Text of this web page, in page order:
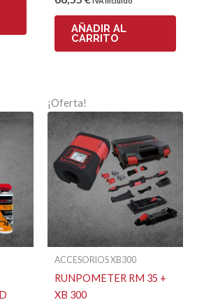
AÑADIR AL
CARRITO
¡Oferta!
ACCESORIOS XB300
RUNPOMETER RM 35 +
XB 300